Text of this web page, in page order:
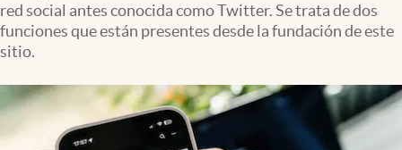
red social antes conocida como Twitter. Se trata de dos
funciones que están presentes desde la fundación de este
sitio.